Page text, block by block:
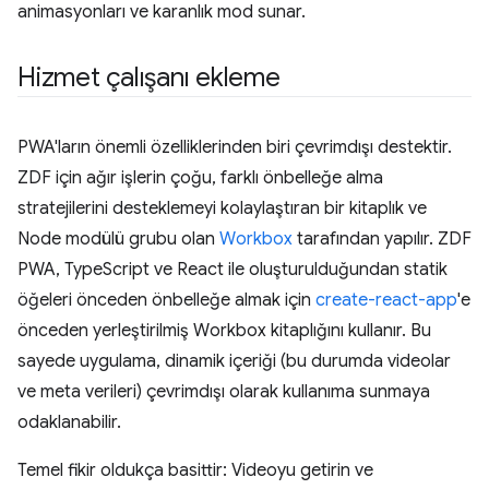
animasyonları ve karanlık mod sunar.
Hizmet çalışanı ekleme
PWA'ların önemli özelliklerinden biri çevrimdışı destektir.
ZDF için ağır işlerin çoğu, farklı önbelleğe alma
stratejilerini desteklemeyi kolaylaştıran bir kitaplık ve
Node modülü grubu olan Workbox tarafından yapılır. ZDF
PWA, TypeScript ve React ile oluşturulduğundan statik
öğeleri önceden önbelleğe almak için create-react-app'e
önceden yerleştirilmiş Workbox kitaplığını kullanır. Bu
sayede uygulama, dinamik içeriği (bu durumda videolar
ve meta verileri) çevrimdışı olarak kullanıma sunmaya
odaklanabilir.
Temel fikir oldukça basittir: Videoyu getirin ve